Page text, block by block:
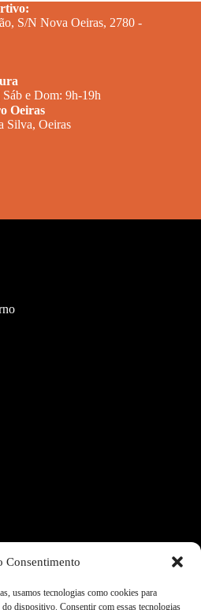
Consentimento
usamos tecnologias como cookies para
do dispositivo. Consentir com essas tecnologias
S/N Nova Oeiras, 2780 -
Sáb e Dom: 9h-19h
Oeiras
Silva, Oeiras